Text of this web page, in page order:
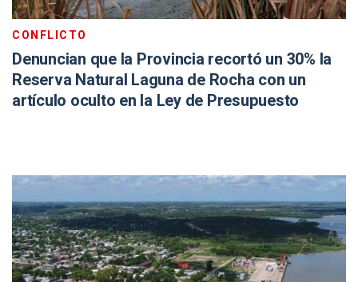
CONFLICTO
Denuncian que la Provincia recortó un 30% la
Reserva Natural Laguna de Rocha con un
artículo oculto en la Ley de Presupuesto